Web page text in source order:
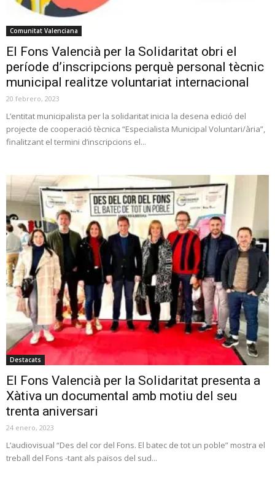
Comunitat Valenciana
El Fons Valencià per la Solidaritat obri el
període d’inscripcions perquè personal tècnic
municipal realitze voluntariat internacional
20 febrero, 2023
L’entitat municipalista per la solidaritat inicia la desena edició del
projecte de cooperació tècnica “Especialista Municipal Voluntari/ària”,
finalitzant el termini d’inscripcions el...
Destacats
El Fons Valencià per la Solidaritat presenta a
Xàtiva un documental amb motiu del seu
trenta aniversari
24 enero, 2023
L’audiovisual “Des del cor del Fons. El batec de tot un poble” mostra el
treball del Fons -tant als països del sud...